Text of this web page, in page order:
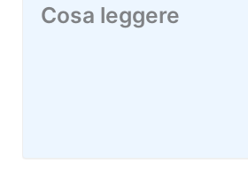
Cosa leggere